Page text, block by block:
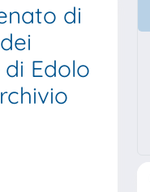
di
Edolo